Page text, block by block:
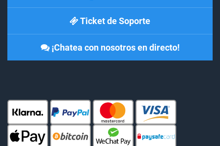
Ticket de Soporte
¡Chatea con nosotros en directo!